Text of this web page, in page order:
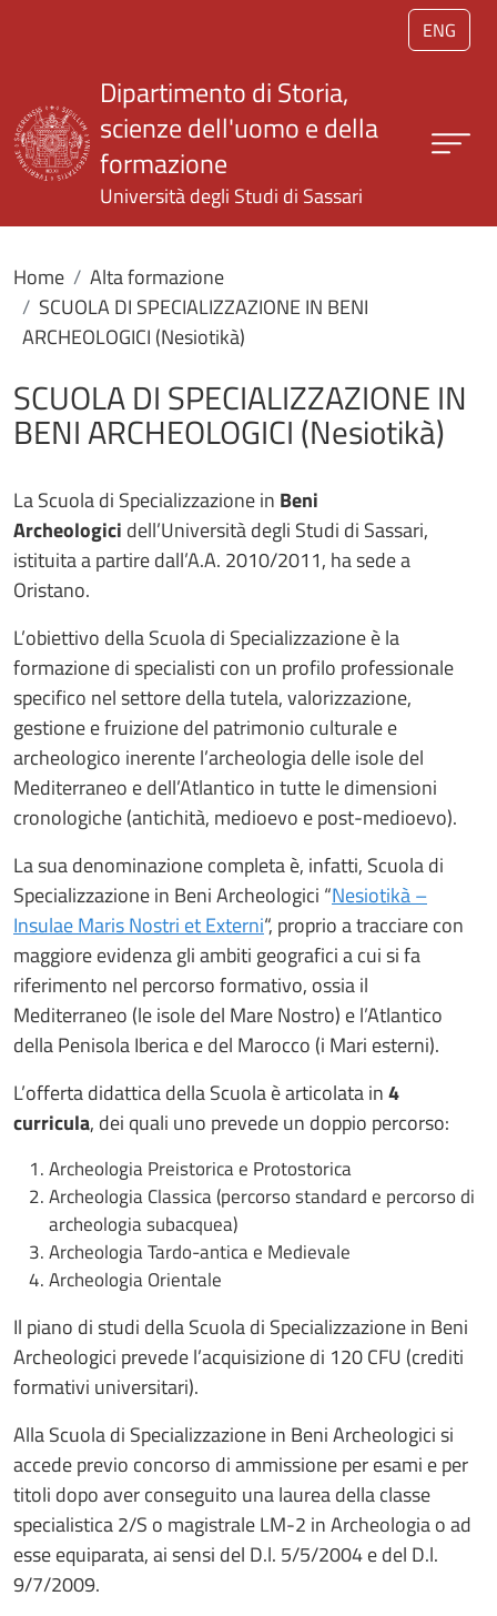
Salta al contenuto principale
ENG
Dipartimento di Storia,
scienze dell'uomo e della
formazione
Università degli Studi di Sassari
Home
Alta formazione
SCUOLA DI SPECIALIZZAZIONE IN BENI
ARCHEOLOGICI (Nesiotikà)
SCUOLA DI SPECIALIZZAZIONE IN
BENI ARCHEOLOGICI (Nesiotikà)
La Scuola di Specializzazione in Beni
Archeologici dell’Università degli Studi di Sassari,
istituita a partire dall’A.A. 2010/2011, ha sede a
Oristano.
L’obiettivo della Scuola di Specializzazione è la
formazione di specialisti con un profilo professionale
specifico nel settore della tutela, valorizzazione,
gestione e fruizione del patrimonio culturale e
archeologico inerente l’archeologia delle isole del
Mediterraneo e dell’Atlantico in tutte le dimensioni
cronologiche (antichità, medioevo e post-medioevo).
La sua denominazione completa è, infatti, Scuola di
Specializzazione in Beni Archeologici “Nesiotikà –
Insulae Maris Nostri et Externi“, proprio a tracciare con
maggiore evidenza gli ambiti geografici a cui si fa
riferimento nel percorso formativo, ossia il
Mediterraneo (le isole del Mare Nostro) e l’Atlantico
della Penisola Iberica e del Marocco (i Mari esterni).
L’offerta didattica della Scuola è articolata in4
curricula, dei quali uno prevede un doppio percorso:
Archeologia Preistorica e Protostorica
Archeologia Classica (percorso standard e percorso di
archeologia subacquea)
Archeologia Tardo-antica e Medievale
Archeologia Orientale
Il piano di studi della Scuola di Specializzazione in Beni
Archeologici prevede l’acquisizione di 120 CFU (crediti
formativi universitari).
Alla Scuola di Specializzazione in Beni Archeologici si
accede previo concorso di ammissione per esami e per
titoli dopo aver conseguito una laurea della classe
specialistica 2/S o magistrale LM-2 in Archeologia o ad
esse equiparata, ai sensi del D.l. 5/5/2004 e del D.l.
9/7/2009.